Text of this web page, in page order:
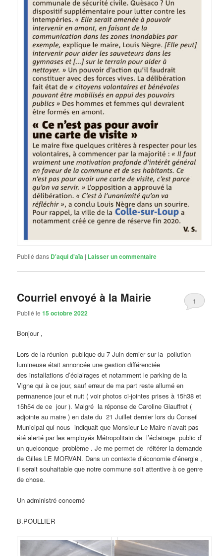
Publié dans D'aqui d'aïa | Laisser un commentaire
Courriel envoyé à la Mairie
Publié le15 octobre 2022
1
Bonjour ,
Lors de la réunion publique du 7 Juin dernier sur la pollution
lumineuse était annoncée une gestion différenciée
des installations d’éclairages et notamment le parking de la
Vigne qui à ce jour, sauf erreur de ma part reste allumé en
permanence jour et nuit ( voir photos ci-jointes prises à 15h38 et
15h54 de ce jour ). Malgré la réponse de Caroline Giauffret (
adjointe au maire ) en date du 21 Juillet dernier lors du Conseil
Municipal qui nous indiquait que Monsieur Le Maire n’avait pas
été alerté par les employés Métropolitain de l’éclairage public d’
un quelconque problème . Je me permet de réitérer la demande
de Gilles LE MORVAN. Dans un contexte d’économie d’énergie ,
il serait souhaitable que notre commune soit attentive à ce genre
de chose.
Un administré concerné
B.POULLIER